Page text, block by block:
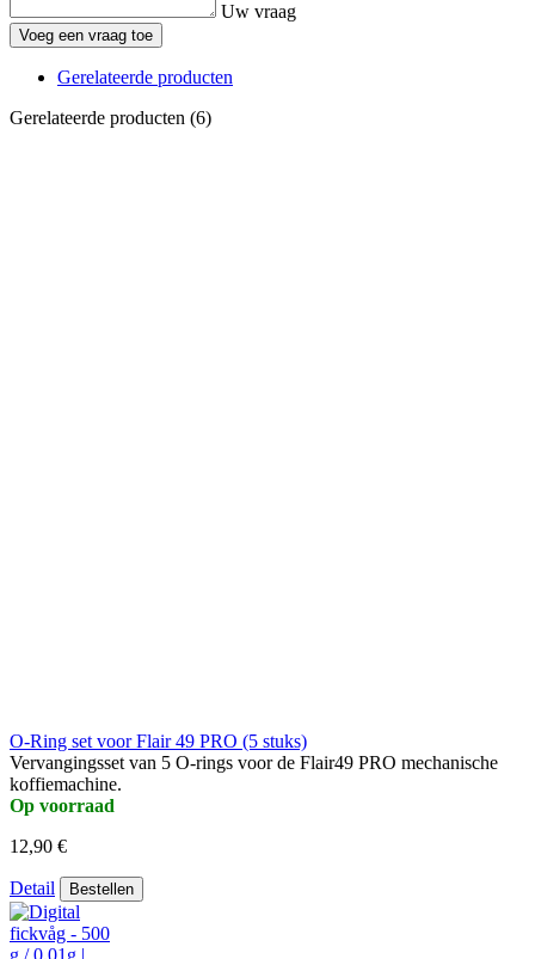
Uw vraag
Voeg een vraag toe
Gerelateerde producten
Gerelateerde producten (6)
O-Ring set voor Flair 49 PRO (5 stuks)
Vervangingsset van 5 O-rings voor de Flair49 PRO mechanische
koffiemachine.
Op voorraad
12,90 €
Detail Bestellen